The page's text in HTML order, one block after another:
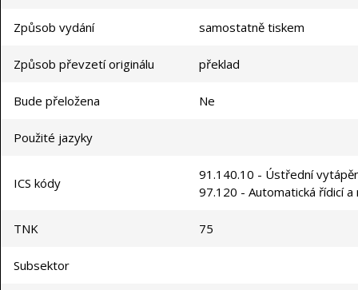
Způsob vydání samostatně tiskem
Způsob převzetí originálu překlad
Bude přeložena Ne
Použité jazyky
ICS kódy
91.140.10 - Ústřední
97.120 - Automatická řídicí
TNK 75
Subsektor